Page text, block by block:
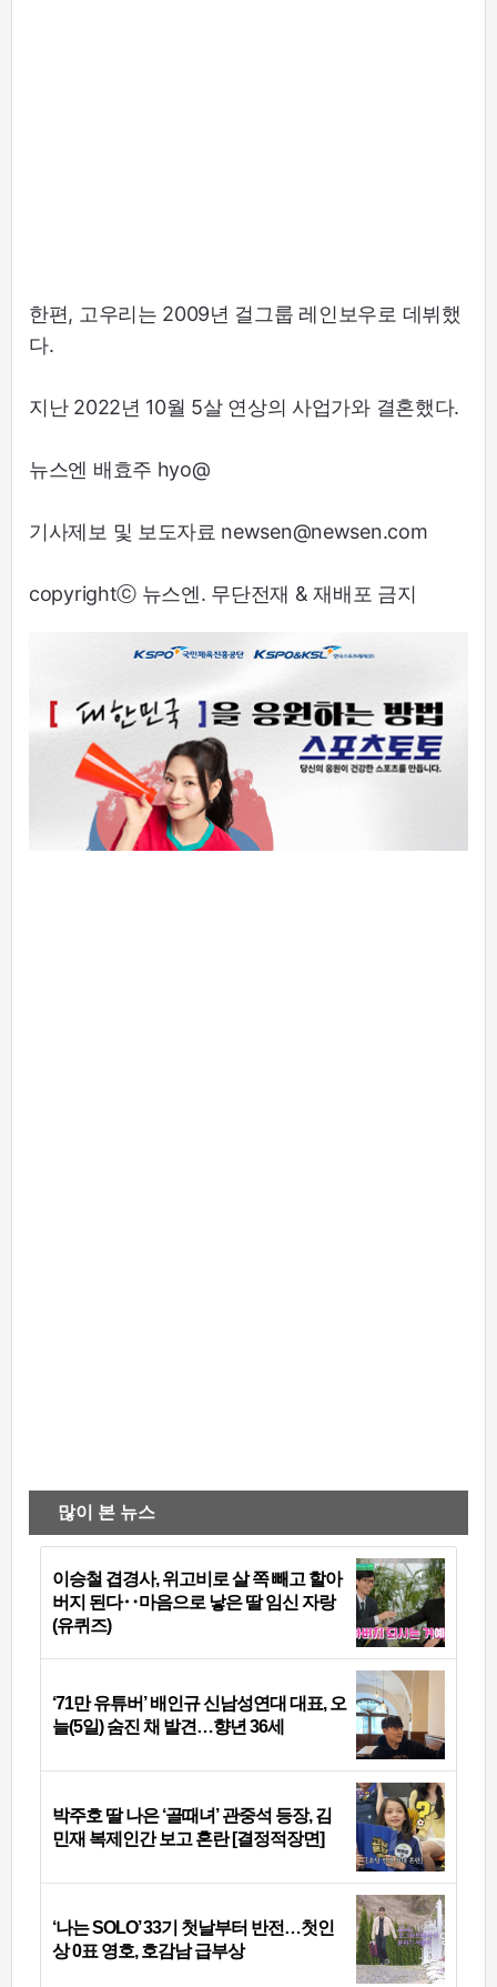
한편, 고우리는 2009년 걸그룹 레인보우로 데뷔했
다.
지난 2022년 10월 5살 연상의 사업가와 결혼했다.
뉴스엔 배효주 hyo@
기사제보 및 보도자료 newsen@newsen.com
copyrightⓒ 뉴스엔. 무단전재 & 재배포 금지
많이 본 뉴스
이승철 겹경사, 위고비로 살 쪽 빼고 할아
버지 된다‥마음으로 낳은 딸 임신 자랑
(유퀴즈)
‘71만 유튜버’ 배인규 신남성연대 대표, 오
늘(5일) 숨진 채 발견…향년 36세
박주호 딸 나은 ‘골때녀’ 관중석 등장, 김
민재 복제인간 보고 혼란 [결정적장면]
‘나는 SOLO’ 33기 첫날부터 반전…첫인
상 0표 영호, 호감남 급부상